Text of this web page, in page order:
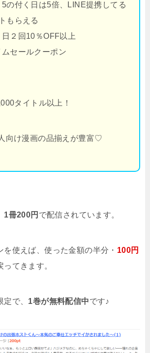
5の付く日は5倍、LINE提携してる
もらえる
日２回10％OFF以上
ムセールクーポン
タイトル以上！
向け漫画の品揃えが豊富♡
1冊200円 で配信されています。
を使えば、使った金額の半分・ 100円
てきます。
で、 1巻が無料配信中です♪